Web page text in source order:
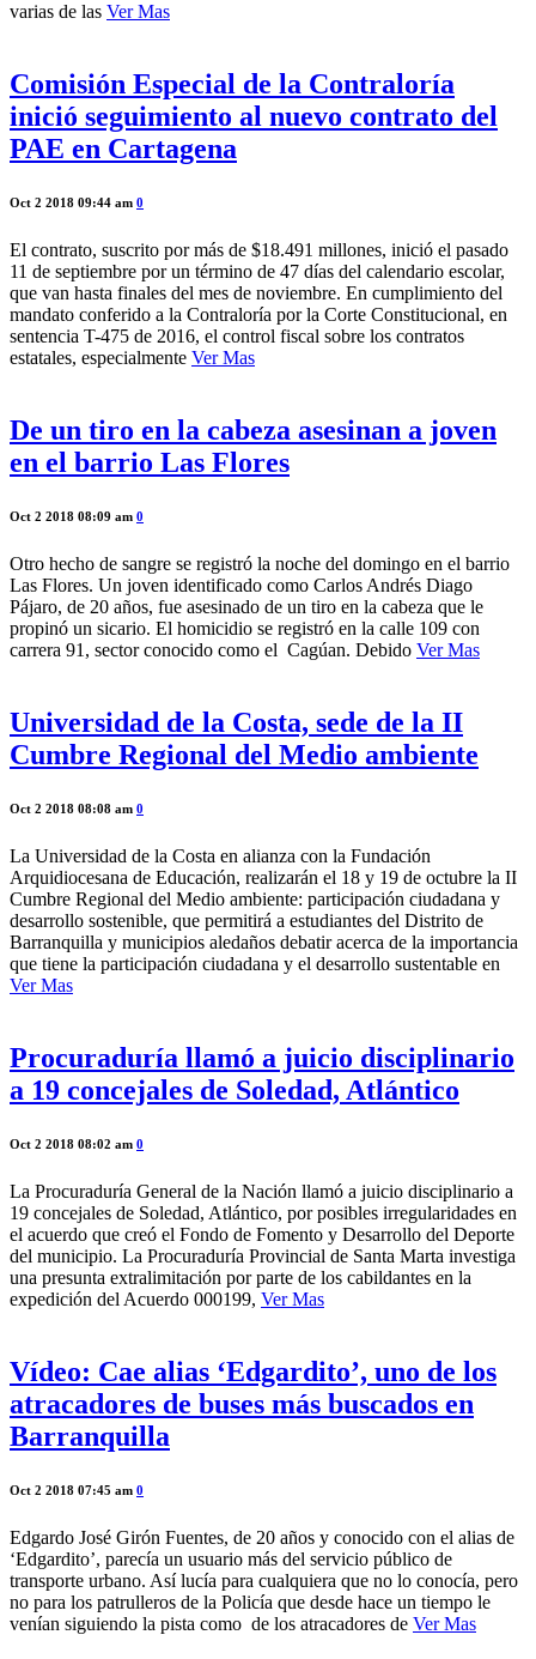
varias de las Ver Mas
Comisión Especial de la Contraloría
inició seguimiento al nuevo contrato del
PAE en Cartagena
Oct 2 2018 09:44 am 0
El contrato, suscrito por más de $18.491 millones, inició el pasado
11 de septiembre por un término de 47 días del calendario escolar,
que van hasta finales del mes de noviembre. En cumplimiento del
mandato conferido a la Contraloría por la Corte Constitucional, en
sentencia T-475 de 2016, el control fiscal sobre los contratos
estatales, especialmente Ver Mas
De un tiro en la cabeza asesinan a joven
en el barrio Las Flores
Oct 2 2018 08:09 am 0
Otro hecho de sangre se registró la noche del domingo en el barrio
Las Flores. Un joven identificado como Carlos Andrés Diago
Pájaro, de 20 años, fue asesinado de un tiro en la cabeza que le
propinó un sicario. El homicidio se registró en la calle 109 con
carrera 91, sector conocido como el Cagúan. Debido Ver Mas
Universidad de la Costa, sede de la II
Cumbre Regional del Medio ambiente
Oct 2 2018 08:08 am 0
La Universidad de la Costa en alianza con la Fundación
Arquidiocesana de Educación, realizarán el 18 y 19 de octubre la II
Cumbre Regional del Medio ambiente: participación ciudadana y
desarrollo sostenible, que permitirá a estudiantes del Distrito de
Barranquilla y municipios aledaños debatir acerca de la importancia
que tiene la participación ciudadana y el desarrollo sustentable en
Ver Mas
Procuraduría llamó a juicio disciplinario
a 19 concejales de Soledad, Atlántico
Oct 2 2018 08:02 am 0
La Procuraduría General de la Nación llamó a juicio disciplinario a
19 concejales de Soledad, Atlántico, por posibles irregularidades en
el acuerdo que creó el Fondo de Fomento y Desarrollo del Deporte
del municipio. La Procuraduría Provincial de Santa Marta investiga
una presunta extralimitación por parte de los cabildantes en la
expedición del Acuerdo 000199, Ver Mas
Vídeo: Cae alias ‘Edgardito’, uno de los
atracadores de buses más buscados en
Barranquilla
Oct 2 2018 07:45 am 0
Edgardo José Girón Fuentes, de 20 años y conocido con el alias de
‘Edgardito’, parecía un usuario más del servicio público de
transporte urbano. Así lucía para cualquiera que no lo conocía, pero
no para los patrulleros de la Policía que desde hace un tiempo le
venían siguiendo la pista como de los atracadores de Ver Mas